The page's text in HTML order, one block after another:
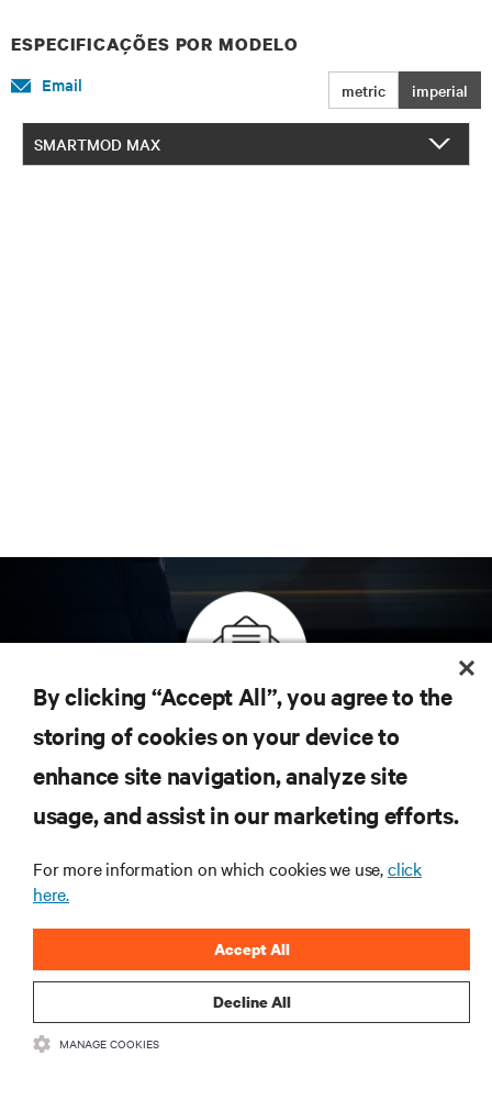
ESPECIFICAÇÕES POR MODELO
metric imperial
Email
SMARTMOD MAX
Inscreva-se para obter as últimas tendências em
tecnologia
Receba atualizações regulares sobre os tópicos
mais importantes da indústria, com as discussões
mais recentes e insights de especialistas sobre
By clicking “Accept All”, you agree to the
storing of cookies on your device to
enhance site navigation, analyze site
usage, and assist in our marketing efforts.
For more information on which cookies we use,click
here.
Decline All
Accept All
MANAGE COOKIES